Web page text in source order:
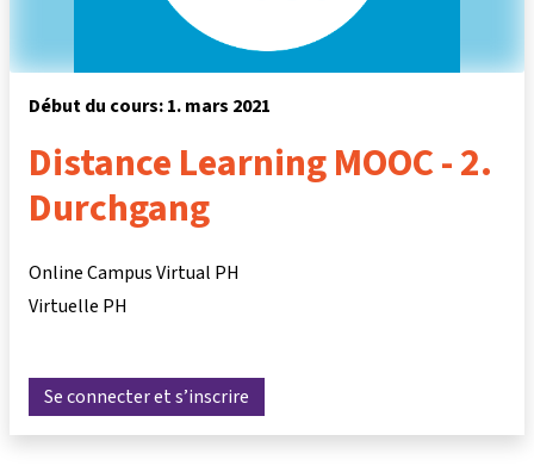
Début du cours: 1. mars 2021
Distance Learning MOOC - 2.
Durchgang
Online Campus Virtual PH
Virtuelle PH
Se connecter et s’inscrire